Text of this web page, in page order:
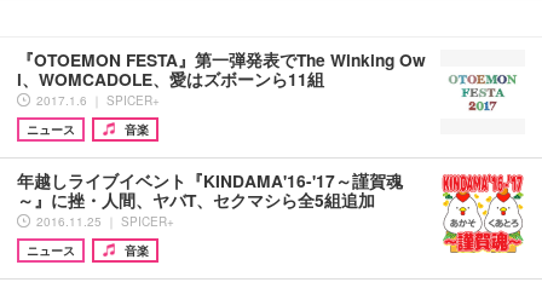
『OTOEMON FESTA』第一弾発表でThe Winking Ow
l、WOMCADOLE、愛はズボーンら11組
2017.1.6 ｜ SPICER+
ニュース
音楽
年越しライブイベント『KINDAMA'16-'17～謹賀魂
～』に挫・人間、ヤバT、セクマシら全5組追加
2016.11.25 ｜ SPICER+
ニュース
音楽